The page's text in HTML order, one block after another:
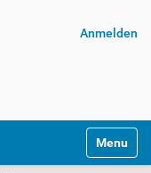
Anmelden